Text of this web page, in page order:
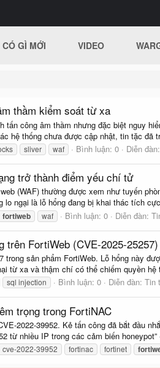
CÓ GÌ MỚI VIDEO
thầm kiểm soát từ xa
tấn công âm thầm nhưng đặc biệt nguy
hệ thống chưa được cập nhật, tin tặc đã
sliver waf Bình luận: 0 Diễn đàn:
trở thành điểm yếu chí tử
(WAF) thường được xem như tuyến
ngại là lỗ hổng đang bị khai thác tích
fortiweb waf Bình luận: 0 Diễn đàn:
trên FortiWeb (CVE-2025-25257)
trong sản phẩm FortiWeb. Lỗ hổng này
từ xa và thậm chí có thể chiếm quyền
sql injection Bình luận: 0 Diễn đàn: Tin
trọng trong FortiNAC
2022-39952. Kẻ tấn công đã bắt đầu
từ nhiều IP trong các cảm biến honeypot”
cve-2022-39952 fortinac fortinet